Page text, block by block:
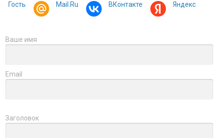
Гость Mail.Ru ВКонтакте Яндекс
Ваше имя
Email
Заголовок